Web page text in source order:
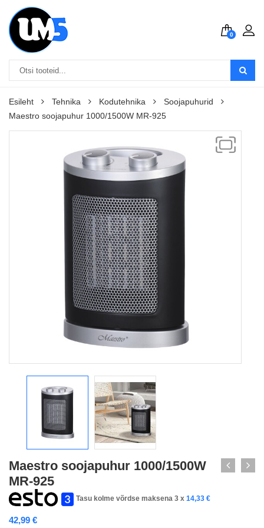
0
Esileht Tehnika Kodutehnika
Soojapuhurid
Maestro soojapuhur 1000/1500W MR-925
Maestro soojapuhur 1000/1500W
MR-925
Tasu kolme võrdse maksena 3 x 14,33 €
42,99 €